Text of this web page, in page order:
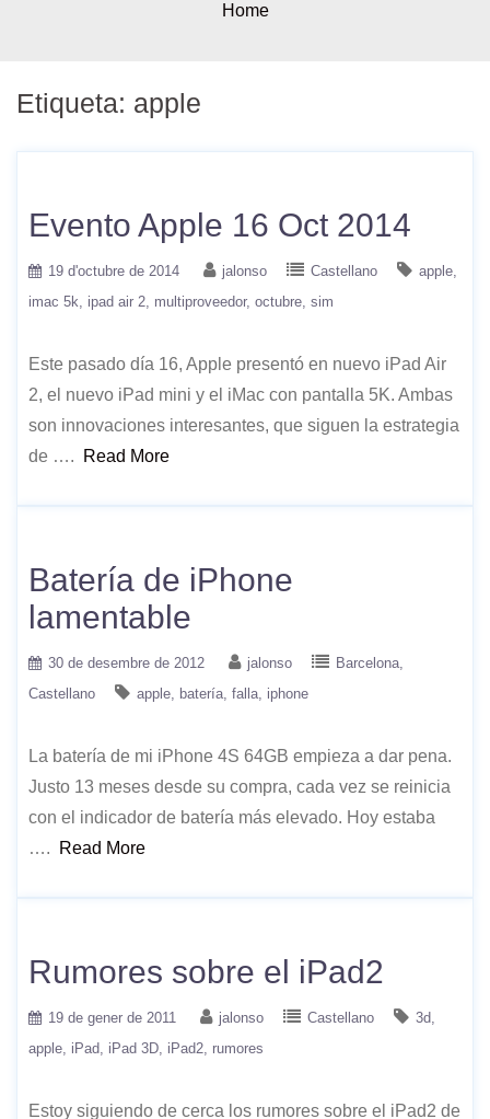
Home
Etiqueta: apple
Evento Apple 16 Oct 2014
19 d'octubre de 2014 jalonso Castellano
apple
imac 5k ipad air 2 multiproveedor octubre sim
Este pasado día 16, Apple presentó en nuevo iPad Air
2, el nuevo iPad mini y el iMac con pantalla 5K. Ambas
son innovaciones interesantes, que siguen la estrategia
de ….
Read More
Batería de iPhone
lamentable
30 de desembre de 2012 jalonso
Barcelona
Castellano
apple batería falla iphone
La batería de mi iPhone 4S 64GB empieza a dar pena.
Justo 13 meses desde su compra, cada vez se reinicia
con el indicador de batería más elevado. Hoy estaba
….
Read More
Rumores sobre el iPad2
19 de gener de 2011 jalonso Castellano
3d
apple iPad iPad 3D iPad2 rumores
Estoy siguiendo de cerca los rumores sobre el iPad2 de